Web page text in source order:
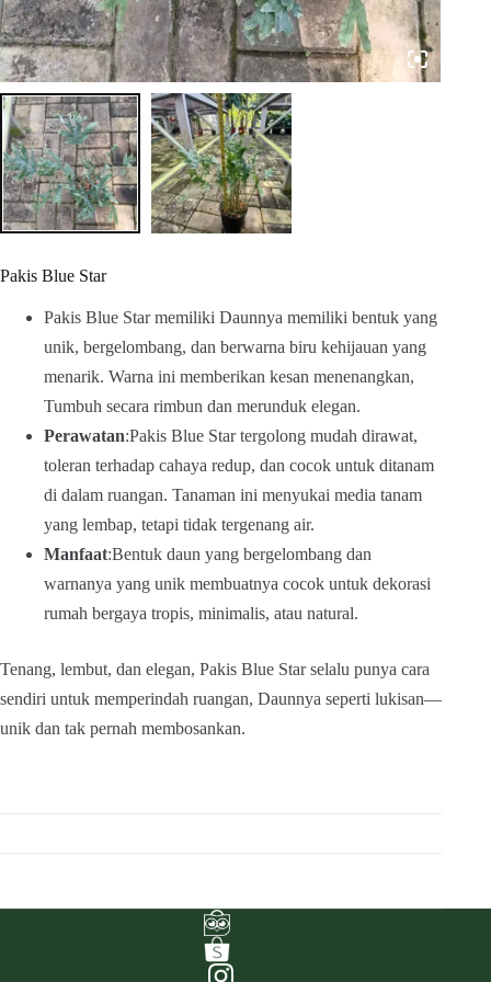
Pakis Blue Star
Pakis Blue Star memiliki Daunnya memiliki bentuk yang
unik, bergelombang, dan berwarna biru kehijauan yang
menarik. Warna ini memberikan kesan menenangkan,
Tumbuh secara rimbun dan merunduk elegan.
Perawatan:Pakis Blue Star tergolong mudah dirawat,
toleran terhadap cahaya redup, dan cocok untuk ditanam
di dalam ruangan. Tanaman ini menyukai media tanam
yang lembap, tetapi tidak tergenang air.
Manfaat:Bentuk daun yang bergelombang dan
warnanya yang unik membuatnya cocok untuk dekorasi
rumah bergaya tropis, minimalis, atau natural.
Tenang, lembut, dan elegan, Pakis Blue Star selalu punya cara
sendiri untuk memperindah ruangan, Daunnya seperti lukisan—
unik dan tak pernah membosankan.